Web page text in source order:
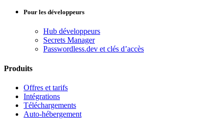
Pour les développeurs
Hub développeurs
Secrets Manager
Passwordless.dev et clés d’accès
Produits
Offres et tarifs
Intégrations
Téléchargements
Auto-hébergement